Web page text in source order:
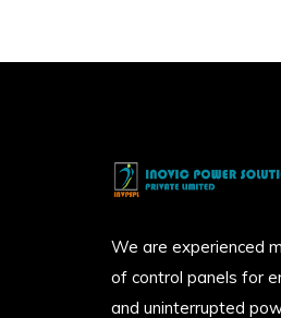
We are experienced
of control panels for
and uninterrupted